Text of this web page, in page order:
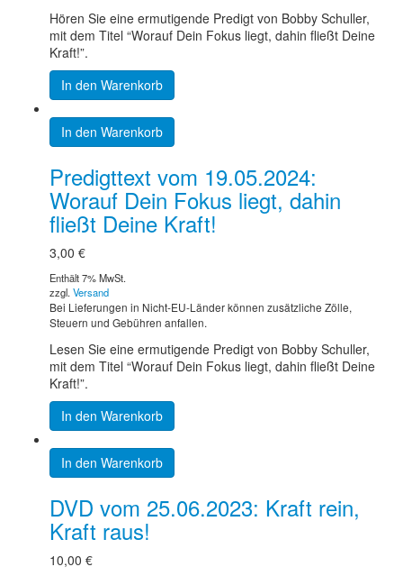
Hören Sie eine ermutigende Predigt von Bobby Schuller,
mit dem Titel “Worauf Dein Fokus liegt, dahin fließt Deine
Kraft!”.
In den Warenkorb
In den Warenkorb
Predigttext vom 19.05.2024:
Worauf Dein Fokus liegt, dahin
fließt Deine Kraft!
3,00 €
Enthält 7% MwSt.
zzgl. Versand
Bei Lieferungen in Nicht-EU-Länder können zusätzliche Zölle,
Steuern und Gebühren anfallen.
Lesen Sie eine ermutigende Predigt von Bobby Schuller,
mit dem Titel “Worauf Dein Fokus liegt, dahin fließt Deine
Kraft!”.
In den Warenkorb
In den Warenkorb
DVD vom 25.06.2023: Kraft rein,
Kraft raus!
10,00 €